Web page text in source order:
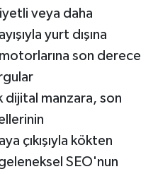
veya daha
yurt dışına
son derece
manzara, son
çıkışıyla kökten
SEO'nun